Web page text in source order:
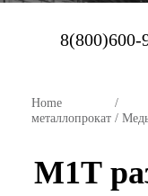
8(800)600-
Home
металлопрокат /
М1Т